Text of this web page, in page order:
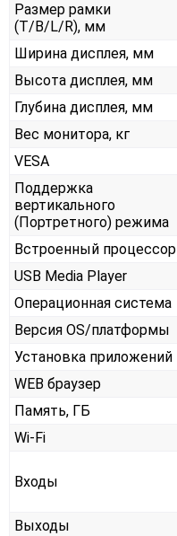
Размер рамки
(T/B/L/R), мм
Ширина дисплея, мм
Высота дисплея, мм
Глубина дисплея, мм
Вес монитора, кг
VESA
Поддержка
вертикального
(Портретного) режима
Встроенный процессор
USB Media Player
Операционная система
Версия OS/платформы
Установка приложений
WEB браузер
Память, ГБ
Wi-Fi
Входы
Выходы